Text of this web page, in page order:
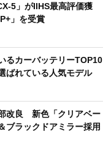
5」がIIHS最高評価獲
」を受賞
るカーバッテリーTOP10
ばれている人気モデル
改良 新色「クリアベー
ブラックドアミラー採用